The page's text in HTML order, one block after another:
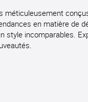
méticuleusement
en matière de
incomparables.